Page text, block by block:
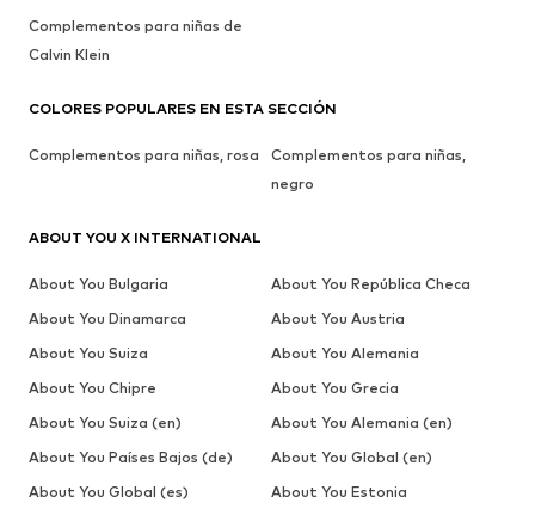
Complementos para niñas de
Calvin Klein
COLORES POPULARES EN ESTA SECCIÓN
Complementos para niñas, rosa
Complementos para niñas,
negro
ABOUT YOU X INTERNATIONAL
About You Bulgaria
About You República Checa
About You Dinamarca
About You Austria
About You Suiza
About You Alemania
About You Chipre
About You Grecia
About You Suiza (en)
About You Alemania (en)
About You Países Bajos (de)
About You Global (en)
About You Global (es)
About You Estonia